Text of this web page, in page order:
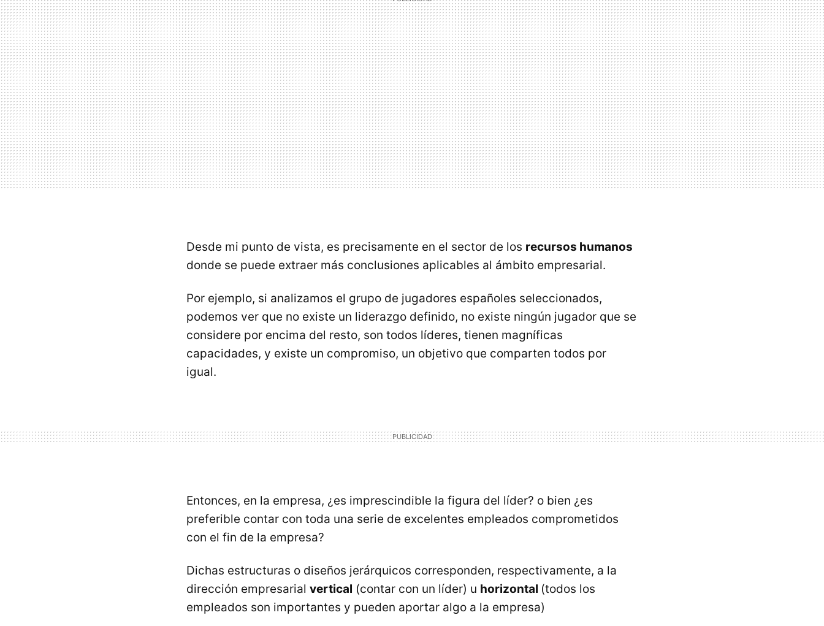
Desde mi punto de vista, es precisamente en el sector de los recursos humanos
donde se puede extraer más conclusiones aplicables al ámbito empresarial.
Por ejemplo, si analizamos el grupo de jugadores españoles seleccionados,
podemos ver que no existe un liderazgo definido, no existe ningún jugador que se
considere por encima del resto, son todos líderes, tienen magníficas
capacidades, y existe un compromiso, un objetivo que comparten todos por
igual.
Entonces, en la empresa, ¿es imprescindible la figura del líder? o bien ¿es
preferible contar con toda una serie de excelentes empleados comprometidos
con el fin de la empresa?
Dichas estructuras o diseños jerárquicos corresponden, respectivamente, a la
dirección empresarial vertical (contar con un líder) u horizontal (todos los
empleados son importantes y pueden aportar algo a la empresa)